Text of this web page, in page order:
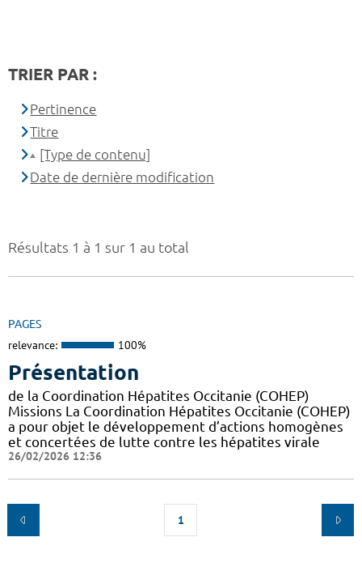
Résultats 1 à 1 sur 1 au total
PAGES
relevance: 100%
Présentation
de la Coordination Hépatites Occitanie (COHEP)
Missions La Coordination Hépatites Occitanie (COHEP)
a pour objet le développement d’actions homogènes
et concertées de lutte contre les hépatites virale
26/02/2026 12:36
1
TRIER PAR :
Pertinence
Titre
[Type de contenu]
Date de dernière modification